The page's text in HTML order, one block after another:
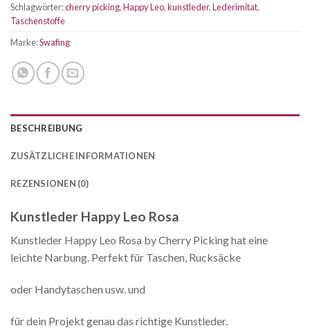
Schlagwörter:cherry picking,Happy Leo,kunstleder,Lederimitat,
Taschenstoffe
Marke:Swafing
BESCHREIBUNG
ZUSÄTZLICHE INFORMATIONEN
REZENSIONEN (0)
Kunstleder Happy Leo Rosa
Kunstleder Happy Leo Rosa by Cherry Picking hat eine
leichte Narbung. Perfekt für Taschen, Rucksäcke
oder Handytaschen usw. und
für dein Projekt genau das richtige Kunstleder.